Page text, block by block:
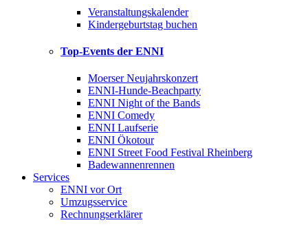
Veranstaltungskalender
Kindergeburtstag buchen
Top-Events der ENNI
Moerser Neujahrskonzert
ENNI-Hunde-Beachparty
ENNI Night of the Bands
ENNI Comedy
ENNI Laufserie
ENNI Ökotour
ENNI Street Food Festival Rheinberg
Badewannenrennen
Services
ENNI vor Ort
Umzugsservice
Rechnungserklärer